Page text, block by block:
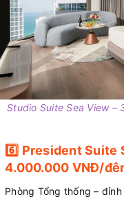
Studio Suite Sea View –
6️⃣ President Suite
4.000.000 VNĐ/
Phòng Tổng thống –